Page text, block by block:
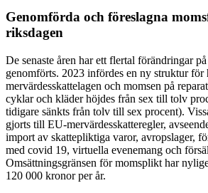
Genomförda och föreslagna
riksdagen
De senaste åren har ett flertal förändringar
genomförts. 2023 infördes en ny struktur för
mervärdesskattelagen och momsen på
cyklar och kläder höjdes från sex till tolv
tidigare sänkts från tolv till sex procent).
gjorts till EU-mervärdesskatteregler,
import av skattepliktiga varor, avropslager,
med covid 19, virtuella evenemang och
Omsättningsgränsen för momsplikt har
120 000 kronor per år.